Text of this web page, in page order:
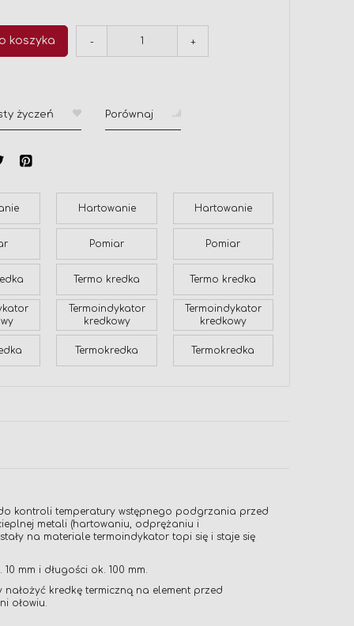
koszyka - +
życzeń Porównaj
Hartowanie Hartowanie
Pomiar Pomiar
Termo kredka Termo kredka
Termoindykator
kredkowy
Termoindykator
kredkowy
Termokredka Termokredka
kontroli temperatury wstępnego podgrzania przed
metali (hartowaniu, odprężaniu i
na materiale termoindykator topi się i staje się
mm i długości ok. 100 mm.
kredkę termiczną na element przed
ołowiu.